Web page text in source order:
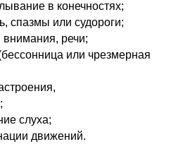
в конечностях;
спазмы или судороги;
речи;
или чрезмерная
слуха;
движений.
на